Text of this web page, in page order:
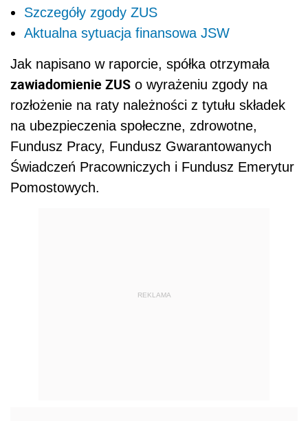
Szczegóły zgody ZUS
Aktualna sytuacja finansowa JSW
Jak napisano w raporcie, spółka otrzymała
zawiadomienie ZUS o wyrażeniu zgody na
rozłożenie na raty należności z tytułu składek
na ubezpieczenia społeczne, zdrowotne,
Fundusz Pracy, Fundusz Gwarantowanych
Świadczeń Pracowniczych i Fundusz Emerytur
Pomostowych.
REKLAMA